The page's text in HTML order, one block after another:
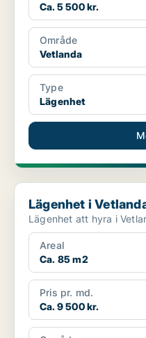
Ca. 5 500 kr.
Område
Vetlanda
Type
Lägenhet
Lägenhet i Vetlanda
Lägenhet i
Areal
Ca. 85 m2
Pris pr. md.
Ca. 9 500 kr.